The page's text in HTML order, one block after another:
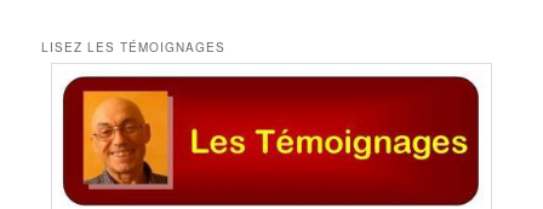
LISEZ LES TÉMOIGNAGES